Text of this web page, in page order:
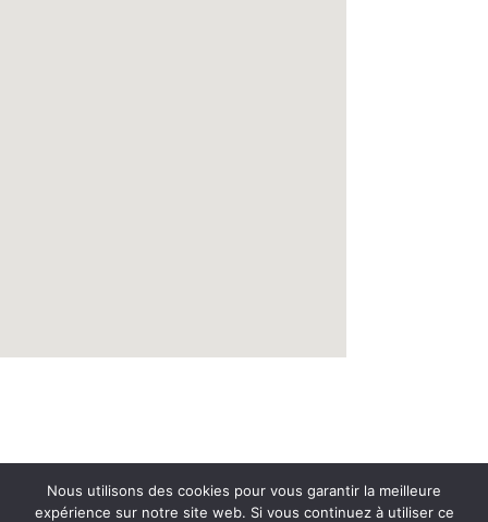
Partager ceci :
Nous utilisons des cookies pour vous garantir la meilleure
expérience sur notre site web. Si vous continuez à utiliser ce